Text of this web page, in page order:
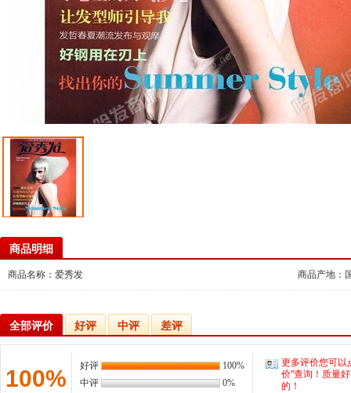
商品明细
商品名称：爱秀发 商品产地：
全部评价 好评 中评 差评
100% 好评
100%
中评
0%
更多评价您可以
价"查询！质量
的！